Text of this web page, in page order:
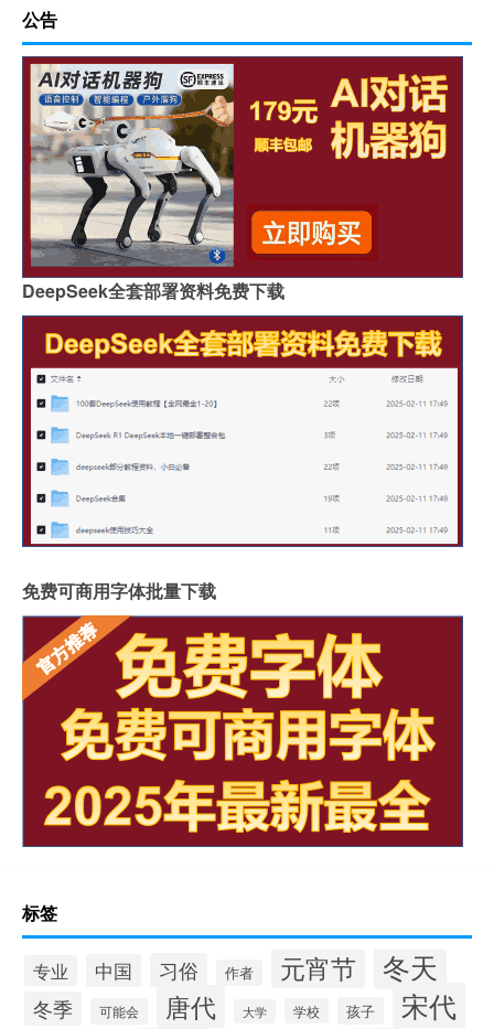
公告
DeepSeek全套部署资料免费下载
免费可商用字体批量下载
标签
专业 中国 习俗 作者 元宵节 冬天
冬季 可能会 唐代 大学 学校 孩子 宋代